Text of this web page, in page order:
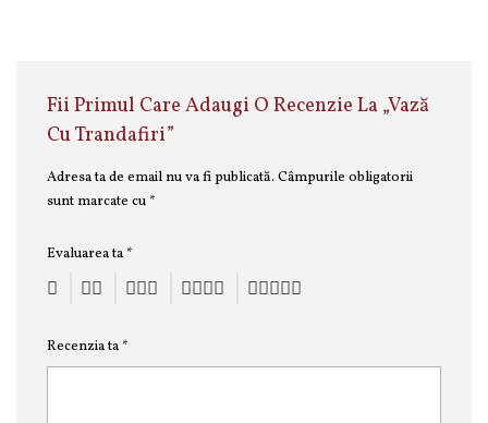
Fii Primul Care Adaugi O Recenzie La „Vază
Cu Trandafiri”
Adresa ta de email nu va fi publicată. Câmpurile obligatorii
sunt marcate cu *
Evaluarea ta *
Recenzia ta *